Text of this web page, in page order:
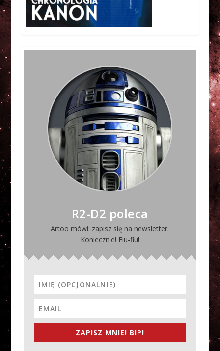
R2-D2 poleca
Artoo mówi: zapisz się na newsletter.
Koniecznie! Fiu-fiu!
ZAPISZ MNIE! BIP!